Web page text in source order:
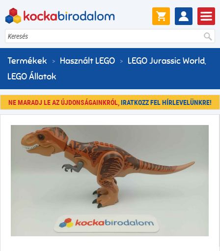
Keresés
Termékek Használt LEGO LEGO Jurassic World,
LEGO Állatok
NE MARADJ LE AZ ÚJDONSÁGAINKRÓL, IRATKOZZ FEL HÍRLEVELÜNKRE!